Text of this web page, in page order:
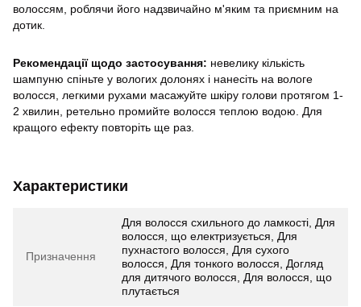
волоссям, роблячи його надзвичайно м'яким та приємним на
дотик.
Рекомендації щодо застосування: невелику кількість
шампуню спіньте у вологих долонях і нанесіть на вологе
волосся, легкими рухами масажуйте шкіру голови протягом 1-
2 хвилин, ретельно промийте волосся теплою водою. Для
кращого ефекту повторіть ще раз.
Характеристики
Призначення
Для волосся схильного до ламкості, Для
волосся, що електризується, Для
пухнастого волосся, Для сухого
волосся, Для тонкого волосся, Догляд
для дитячого волосся, Для волосся, що
плутається